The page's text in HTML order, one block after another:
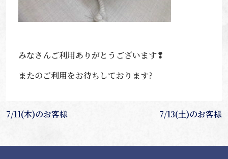
みなさんご利用ありがとうございます❢
またのご利用をお待ちしております?
投
ビ
7/11(木)のお客様 7/13(土)のお客様